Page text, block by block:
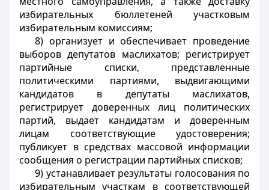
избирательных бюллетеней участковым
избирательным комиссиям;
8) организует и обеспечивает проведение
выборов депутатов маслихатов; регистрирует
партийные списки, представленные
политическими партиями, выдвигающими
кандидатов в депутаты маслихатов,
регистрирует доверенных лиц политических
партий, выдает кандидатам и доверенным
лицам соответствующие удостоверения;
публикует в средствах массовой информации
сообщения о регистрации партийных списков;
9) устанавливает результаты голосования по
избирательным участкам в соответствующей